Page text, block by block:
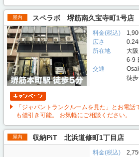
屋内 スペラボ 堺筋南久宝寺町1号店
料金(税込)
広さ
所在地
大
6-9
交通
徒
「ジャパントランクルームを見た」とお電
も値引き可能。 お気軽にご相談ください。
屋内 収納PiT 北浜道修町1丁目店
料金(税込)